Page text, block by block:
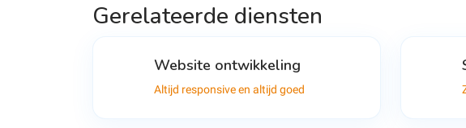
Gerelateerde diensten
Website ontwikkeling
Altijd responsive en altijd goed